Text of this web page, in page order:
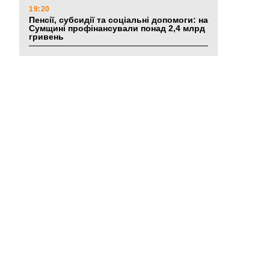
19:20
Пенсії, субсидії та соціальні допомоги: на
Сумщині профінансували понад 2,4 млрд
гривень